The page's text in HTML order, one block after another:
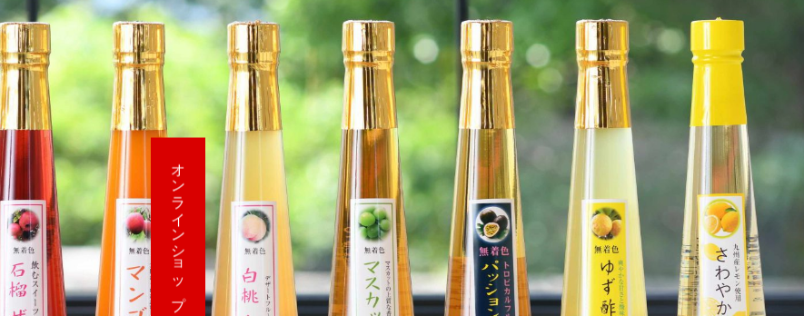
オンラインショップ